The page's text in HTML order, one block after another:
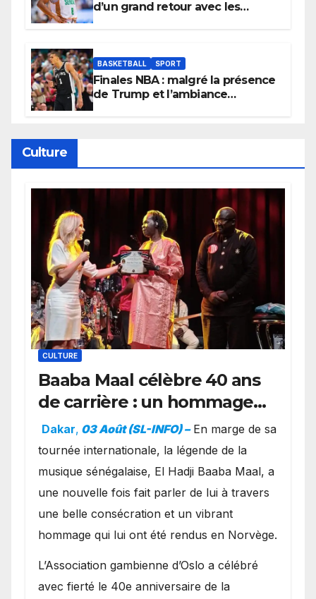
d’un grand retour avec les
BASKETBALL SPORT
Finales NBA : malgré la présence
de Trump et l’ambiance
Culture
CULTURE
Baaba Maal célèbre 40 ans
de carrière : un hommage
exceptionnel à Oslo en
présence de la famille
royale.
Dakar, 03 Août (SL-INFO) – ​En marge de sa
tournée internationale, la légende de la
musique sénégalaise, El Hadji Baaba Maal, a
une nouvelle fois fait parler de lui à travers
une belle consécration et un vibrant
hommage qui lui ont été rendus en Norvège.
​L’Association gambienne d’Oslo a célébré
avec fierté le 40e anniversaire de la